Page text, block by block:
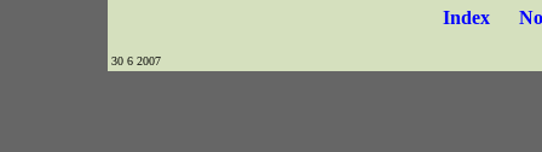
Index
30 6 2007